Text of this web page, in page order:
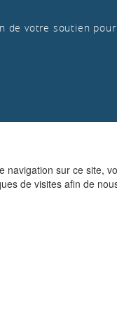
navigation sur ce site,
de visites afin de
de votre soutien